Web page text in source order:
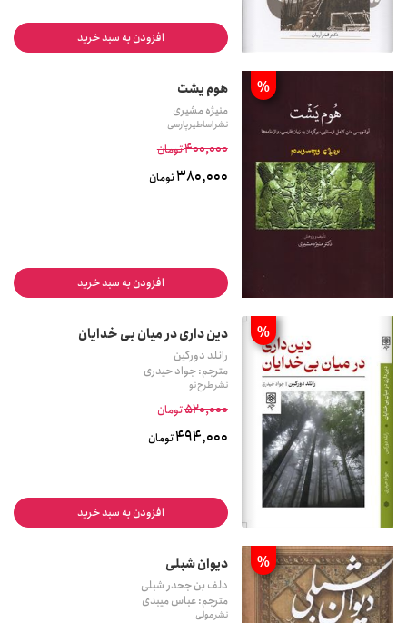
افزودن به سبد خرید
% هوم یشت
منیژه مشیری
نشر اساطیر پارسی
400,000تومان
380,000تومان
افزودن به سبد خرید
% دین داری در میان بی خدایان
رانلد دورکین
مترجم: جواد حیدری
نشر طرح نو
520,000تومان
494,000تومان
افزودن به سبد خرید
% دیوان شبلی
دلف بن جحدر شبلی
مترجم: عباس میبدی
نشر مولی